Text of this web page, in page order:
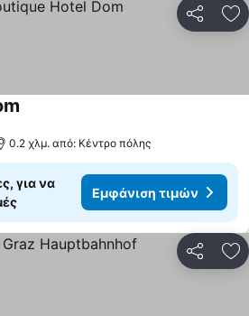
0.2 χλμ. από: Κέντρο πόλης
για να
Εμφάνιση τιμών